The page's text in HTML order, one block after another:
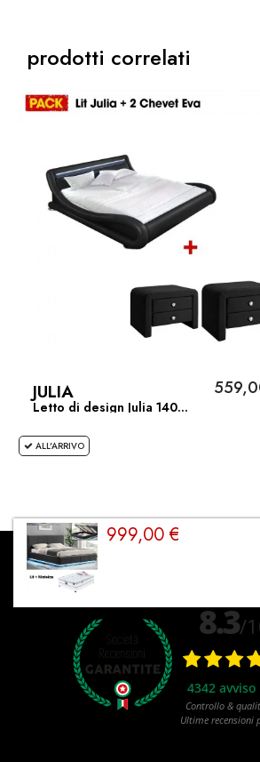
prodotti correlati
JULIA
Letto di design Julia 140...
ALL'ARRIVO
999,00 €